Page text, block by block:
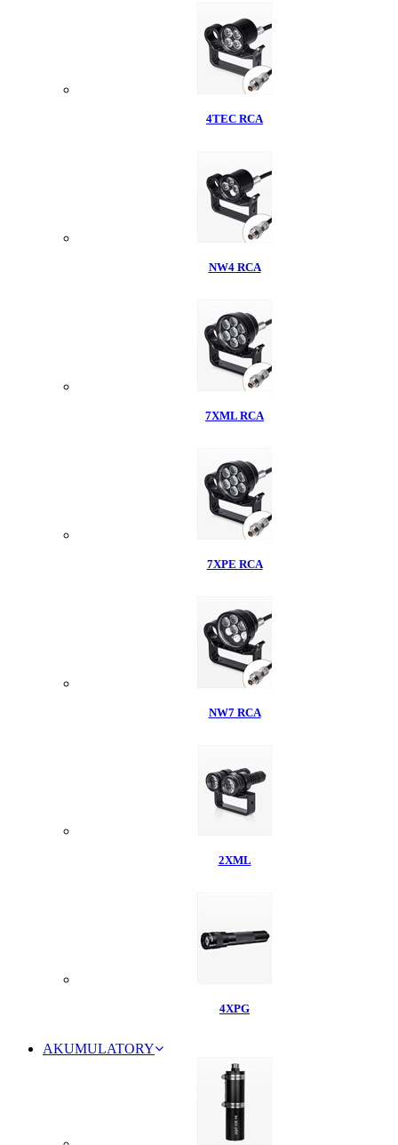
4TEC RCA
NW4 RCA
7XML RCA
7XPE RCA
NW7 RCA
2XML
4XPG
AKUMULATORY